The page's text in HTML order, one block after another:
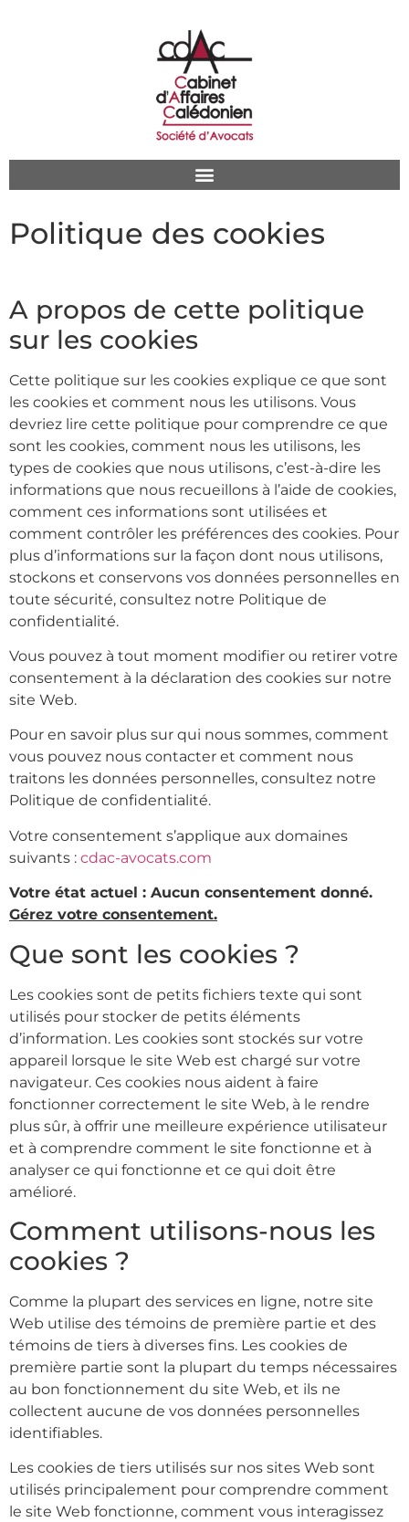
Politique des cookies
A propos de cette politique
sur les cookies
Cette politique sur les cookies explique ce que sont
les cookies et comment nous les utilisons. Vous
devriez lire cette politique pour comprendre ce que
sont les cookies, comment nous les utilisons, les
types de cookies que nous utilisons, c’est-à-dire les
informations que nous recueillons à l’aide de cookies,
comment ces informations sont utilisées et
comment contrôler les préférences des cookies. Pour
plus d’informations sur la façon dont nous utilisons,
stockons et conservons vos données personnelles en
toute sécurité, consultez notre Politique de
confidentialité.
Vous pouvez à tout moment modifier ou retirer votre
consentement à la déclaration des cookies sur notre
site Web.
Pour en savoir plus sur qui nous sommes, comment
vous pouvez nous contacter et comment nous
traitons les données personnelles, consultez notre
Politique de confidentialité.
Votre consentement s’applique aux domaines
suivants : cdac-avocats.com
Votre état actuel : Aucun consentement donné.
Gérez votre consentement.
Que sont les cookies ?
Les cookies sont de petits fichiers texte qui sont
utilisés pour stocker de petits éléments
d’information. Les cookies sont stockés sur votre
appareil lorsque le site Web est chargé sur votre
navigateur. Ces cookies nous aident à faire
fonctionner correctement le site Web, à le rendre
plus sûr, à offrir une meilleure expérience utilisateur
et à comprendre comment le site fonctionne et à
analyser ce qui fonctionne et ce qui doit être
amélioré.
Comment utilisons-nous les
cookies ?
Comme la plupart des services en ligne, notre site
Web utilise des témoins de première partie et des
témoins de tiers à diverses fins. Les cookies de
première partie sont la plupart du temps nécessaires
au bon fonctionnement du site Web, et ils ne
collectent aucune de vos données personnelles
identifiables.
Les cookies de tiers utilisés sur nos sites Web sont
utilisés principalement pour comprendre comment
le site Web fonctionne, comment vous interagissez